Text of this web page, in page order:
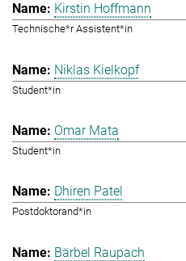
Kirstin Hoffmann
Technische*r Assistent*in
Niklas Kielkopf
Student*in
Omar Mata
Student*in
Dhiren Patel
Postdoktorand*in
Bärbel Raupach